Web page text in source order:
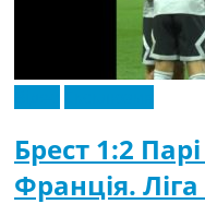
Брест 1:2
Франція. Ліга